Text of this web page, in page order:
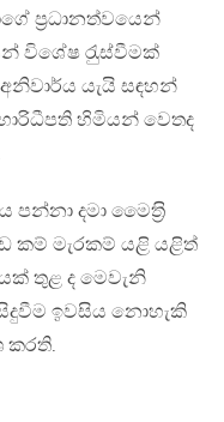
ප‍්‍රධානත්වයෙන්
විශේෂ රැුස්වීමක්
යැයි සඳහන්
හිමියන් වෙතද
පන්නා දමා මෛත‍්‍රි
කම් මැරකම් යළි යළිත්
තුළ ද මෙවැනි
ඉවසිය නොහැකි
කරති.